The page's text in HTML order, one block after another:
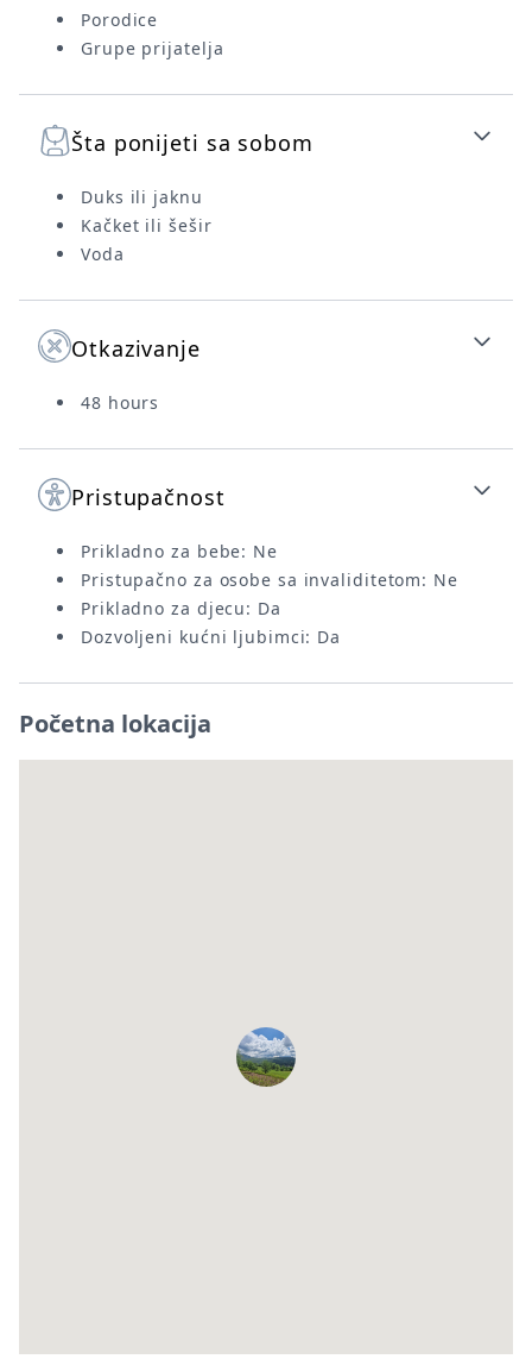
Porodice
Grupe prijatelja
Šta ponijeti sa sobom
Duks ili jaknu
Kačket ili šešir
Voda
Otkazivanje
48 hours
Pristupačnost
Prikladno za bebe: Ne
Pristupačno za osobe sa invaliditetom: Ne
Prikladno za djecu: Da
Dozvoljeni kućni ljubimci: Da
Početna lokacija